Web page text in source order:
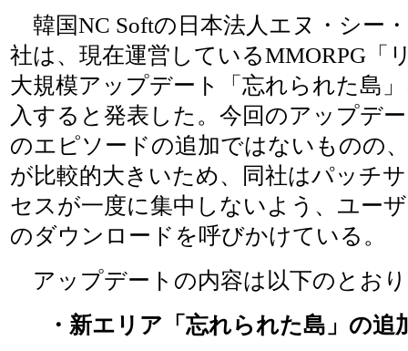
韓国NC Softの日本法人エヌ・シー
社は、現在運営しているMMORPG「
大規模アップデート「忘れられた島
入すると発表した。今回のアップデ
のエピソードの追加ではないものの
が比較的大きいため、同社はパッチ
セスが一度に集中しないよう、ユー
のダウンロードを呼びかけている。
アップデートの内容は以下のとお
・新エリア「忘れられた島」の追